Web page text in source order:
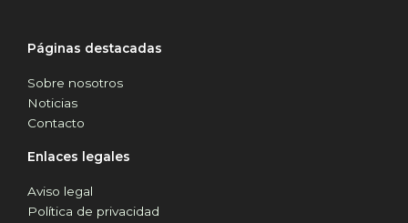
Páginas destacadas
Sobre nosotros
Noticias
Contacto
Enlaces legales
Aviso legal
Política de privacidad